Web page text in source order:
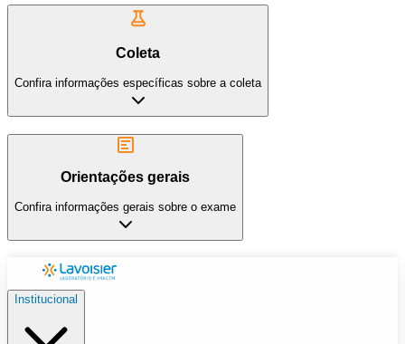
Coleta
Confira informações específicas sobre a coleta
Orientações gerais
Confira informações gerais sobre o exame
Institucional